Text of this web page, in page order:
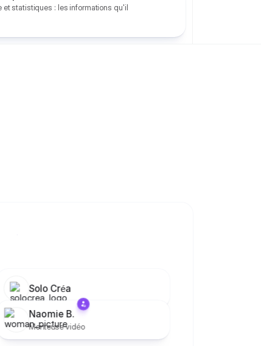
et statistiques : les informations qu'il
Solo Créa
Naomie B.
Monteuse vidéo